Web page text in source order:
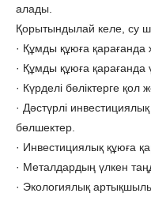
алады.
Қорытындылай келе, су
· Құмды құюға қарағанда
· Құмды құюға қарағанда
· Күрделі бөліктерге қол
· Дәстүрлі
бөлшектер.
· Инвестициялық құюға
· Металдардың үлкен
· Экологиялық